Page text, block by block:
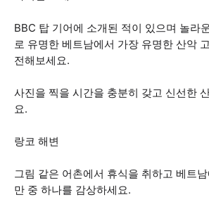
BBC 탑 기어에 소개된 적이 있으며 놀라
로 유명한 베트남에서 가장 유명한 산악
전해보세요.
사진을 찍을 시간을 충분히 갖고 신선한
요.
랑코 해변
그림 같은 어촌에서 휴식을 취하고 베트
만 중 하나를 감상하세요.